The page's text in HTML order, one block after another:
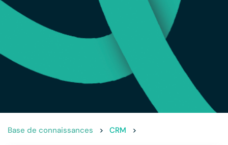
Base de connaissances > CRM >